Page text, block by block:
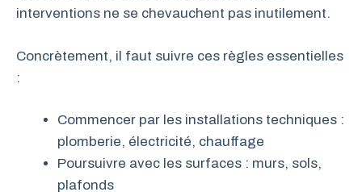
interventions ne se chevauchent pas inutilement.
Concrètement, il faut suivre ces règles essentielles
:
Commencer par les installations techniques :
plomberie, électricité, chauffage
Poursuivre avec les surfaces : murs, sols,
plafonds